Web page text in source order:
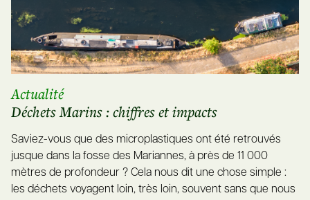
Actualité
Déchets Marins : chiffres et impacts
Saviez-vous que des microplastiques ont été retrouvés
jusque dans la fosse des Mariannes, à près de 11 000
mètres de profondeur ? Cela nous dit une chose simple :
les déchets voyagent loin, très loin, souvent sans que nous